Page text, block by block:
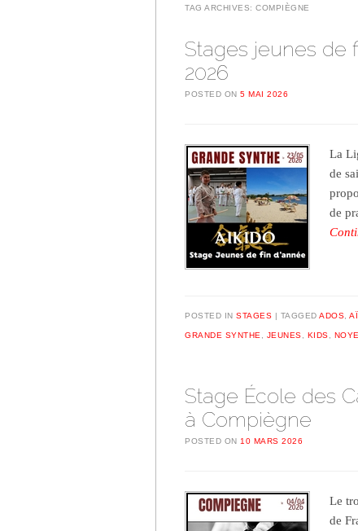
TAG ARCHIVES: COMPIÈGNE
Stages jeunes de
2026
POSTED ON 5 MAI 2026
La
de
de
POSTED IN STAGES TAGGED ADOS
GRANDE SYNTHE JEUNES KIDS
Stage École des
à Compiègne
POSTED ON 10 MARS 2026
Le
de